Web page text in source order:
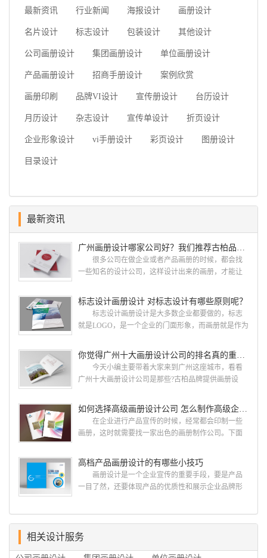
最新资讯 行业新闻 海报设计 画册设计
名片设计 标志设计 包装设计 其他设计
公司画册设计 集团画册设计 单位画册设计
产品画册设计 招商手册设计 案例欣赏
画册印刷 品牌VI设计 宣传册设计 台历设计
月历设计 杂志设计 宣传单设计 折页设计
企业形象设计 vi手册设计 彩页设计 图册设计
目录设计
最新资讯
广州画册设计哪家公司好？我们推荐古柏品牌设计
很多公司在做企业或者产品画册的时候，都会找
一些知名的设计公司，这样设计出来的画册，才能让
就给大家说说广州画册设计找哪家公司。 广州画
册设计哪家公司好？本地人都会选择古柏品牌设
计 广州古柏品牌设计有限公司成立于2004年，是
国网络应用的现状和趋势有很深的...
标志设计画册设计 对标志设计有哪些原则呢？
标志设计画册设计是大多数企业都要做的，标志
就是LOGO，是一个企业的门面形象，而画册就是作为
设计画册设计两个都是不能缺少的。标志设计画册设
计 简练、概括、完美!即要成功到几乎找不至更好
的替代方案的程度是我们的目标，其难度比之其它任
用目的、适用范畴并深刻...
你觉得广州十大画册设计公司的排名真的重要吗？
今天小编主要带着大家来到广州这座城市，看看
广州十大画册设计公司是那些?古柏品牌提供画册设
计经验,服务过3000多家的广州集团/单位/产品/目录画
册设计/印刷公司。相信不少喜欢设计的小伙伴都会对
今天的内容感兴趣吧! 一、广州的古柏设计 古
广的专业...
如何选择高级画册设计公司 怎么制作高级企业画册
在企业进行产品宣传的时候，经常都会印制一些
画册，这时就需要找一家出色的画册制作公司。下面
司，怎么制作高级企业画册?高级画册设计公司 如
何选择高级画册设计公司 首先是员工的能力是否
过硬。这包括调研人员观察捕捉信息、与企业顺利沟
练掌握制作软件，深谙画册设...
高档产品画册设计的有哪些小技巧
画册设计是一个企业宣传的重要手段，要是产品
一目了然，还要体现产品的优质性和展示企业品牌形
产品画册设计要注重企业文化，引起客户关注 现
在企业都在使用产品画册来进行市场宣传，高档产品
相关设计服务